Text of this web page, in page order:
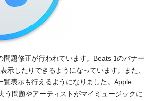
題修正が行われています。Beats 1のバナー
示したりできるようになっています。また、
表示も行えるようになりました。Apple
う問題やアーティストがマイミュージックに